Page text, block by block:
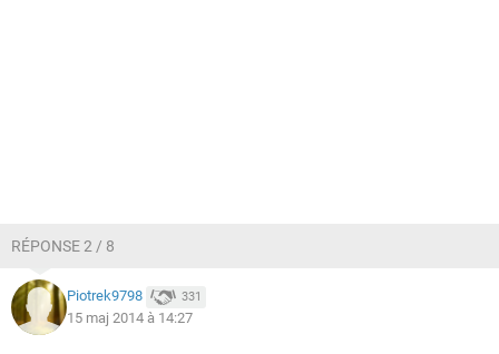
RÉPONSE 2 / 8
Piotrek9798 331
15 maj 2014 à 14:27